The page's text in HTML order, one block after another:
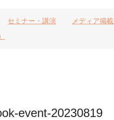
セミナー・講演 メディア掲
event-20230819